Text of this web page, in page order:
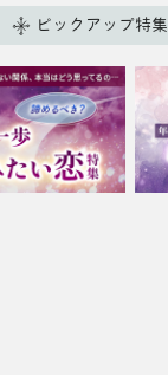
ピックアップ特集